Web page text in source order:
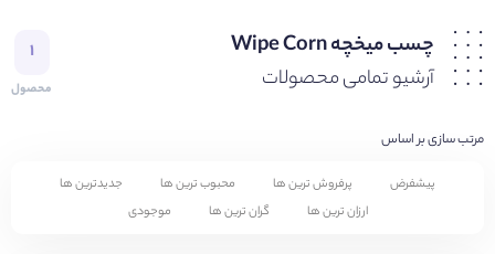
چسب میخچه Wipe Corn
آرشیو تمامی محصولات
۱
محصول
مرتب سازی بر اساس
پیشفرض پرفروش ترین ها محبوب ترین ها
جدیدترین ها
ارزان ترین ها
گران ترین ها موجودی